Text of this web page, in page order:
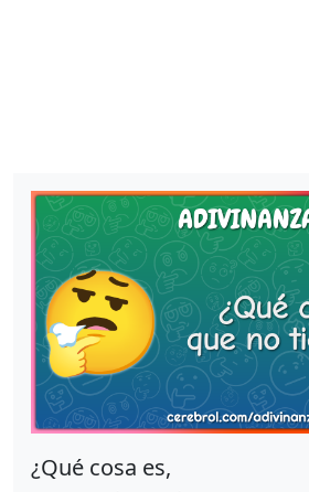
¿Qué cosa es,